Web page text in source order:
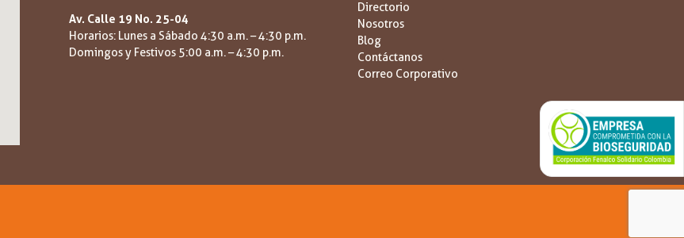
Av. Calle 19 No. 25-04
Horarios: Lunes a Sábado 4:30 a.m. – 4:30 p.m.
Domingos y Festivos 5:00 a.m. – 4:30 p.m.
Directorio
Nosotros
Blog
Contáctanos
Correo Corporativo